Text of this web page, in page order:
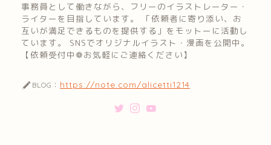
事務員として働きながら、フリーのイラストレーター・
ライターを目指しています。 「依頼者に寄り添い、お
互いが満足できるものを提供する」をモットーに活動し
ています。 SNSでオリジナルイラスト・漫画を公開中。
【依頼受付中❁お気軽にご連絡ください】
BLOG： https://note.com/alicetti1214